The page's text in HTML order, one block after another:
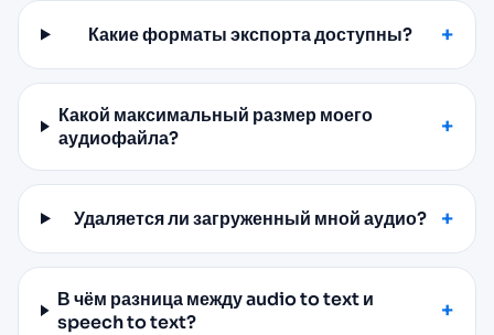
Какие форматы экспорта доступны?
Какой максимальный размер моего
аудиофайла?
Удаляется ли загруженный мной аудио?
В чём разница между audio to text и
speech to text?